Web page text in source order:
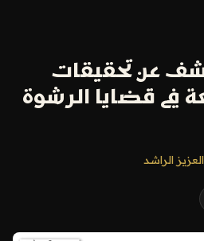
عن تحقيقات
في قضايا الرشوة
الراشد